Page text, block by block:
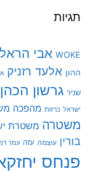
תגיות
WOKE אבי הראל
ההון אלעד רזניק
שניר גרשון הכהן
ישראל כרזות מהפכה
משטרה משטרת
בורין עוצמה עזה עמר
פנחס